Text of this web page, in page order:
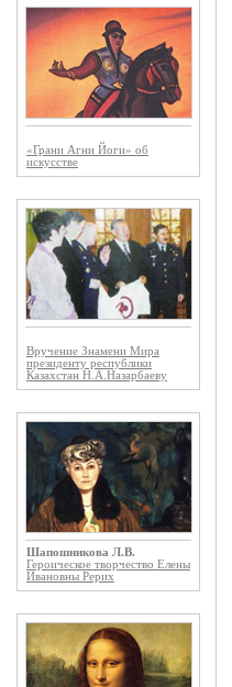
«Грани Агни Йоги» об
искусстве
Вручение Знамени Мира
президенту республики
Казахстан Н.А.Назарбаеву
Шапошникова Л.В.
Героическое творчество Елены
Ивановны Рерих